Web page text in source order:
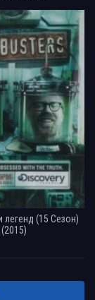
легенд (15 Сезон)
(2015)